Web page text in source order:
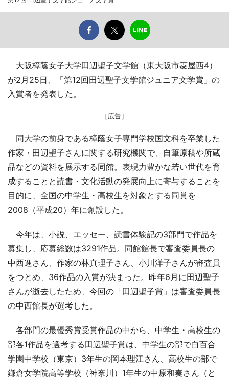
大阪樟蔭女子大学田辺聖子文学館（東大阪市菱屋西4）
が2月25日、「第12回田辺聖子文学館ジュニア文学賞」の
入賞者を発表した。
［広告］
同大学の前身である樟蔭女子専門学校国文科を卒業した
作家・田辺聖子さんに関する研究機関で、自筆原稿や所蔵
品などの資料を展示する同館。表現力豊かな若い世代を育
成することと読書・文化活動の発展向上に寄与することを
目的に、全国の中学生・高校生を対象とする同賞を
2008（平成20）年に創設した。
今年は、小説、エッセー、読書体験記の3部門で作品を
募集し、応募総数は3291作品。同館館長で審査委員長の
中西進さん、作家の林真理子さん、小川洋子さんが審査員
をつとめ、36作品の入賞が決まった。昨年6月に田辺聖子
さんが逝去したため、今回の「田辺聖子賞」は審査委員長
の中西館長が選考した。
各部門の最優秀賞受賞作品の中から、中学生・高校生の
部各1作品を選考する田辺聖子賞は、中学生の部で白百合
学園中学校（東京）3年生の岡本理江さん、高校生の部で
鎌倉女学院高等学校（神奈川）1年生の中原和奏さん（と